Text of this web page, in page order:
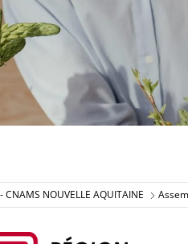
NOUVELLE AQUITAINE